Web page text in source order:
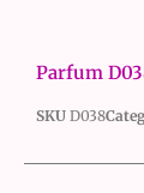
Parfum
SKU D038